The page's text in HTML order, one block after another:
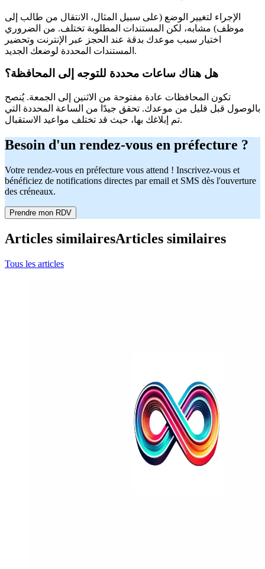
الإجراء لتغيير الوضع (على سبيل المثال، الانتقال من طالب إلى
موظف) مشابه، لكن المستندات المطلوبة تختلف. من الضروري
اختيار سبب موعدك بدقة عند الحجز عبر الإنترنت وتحضير
المستندات المحددة لوضعك الجديد.
هل هناك ساعات محددة للتوجه إلى المحافظة؟
تكون المحافظات عادة مفتوحة من الاثنين إلى الجمعة. يُنصح
بالوصول قبل قليل من موعدك. تحقق جيدًا من الساعة المحددة التي
تم إبلاغك بها، حيث قد تختلف مواعيد الاستقبال.
Besoin d'un rendez-vous en préfecture ?
Votre rendez-vous en préfecture vous attend ! Inscrivez-vous et
bénéficiez de notifications directes par email et SMS dès l'ouverture
des créneaux.
Prendre mon RDV
Articles similairesArticles similaires
Tous les articles